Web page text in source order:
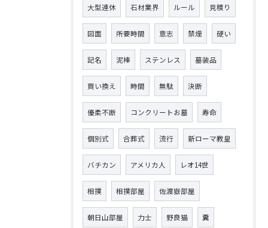
大型連休 石材業界 ルール 見積り
図面 所要時間 意志 禁煙 硬い
記名 泥棒 ステンレス 墓装品
買い換え 時間 無駄 決断
優柔不断 コンクリートお墓 寿命
個別式 合葬式 流行 新ローマ教皇
バチカン アメリカ人 レオ14世
相撲 相撲部屋 佐渡嶽部屋
朝日山部屋 力士 野良猫 糞